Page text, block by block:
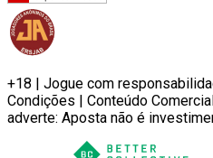
+18 | Jogue com
Condições | Conteúdo
adverte: Aposta não é